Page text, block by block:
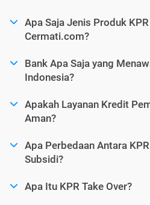
Apa Saja Jenis Produk
Cermati.com?
Bank Apa Saja yang
Indonesia?
Apakah Layanan Kredit
Aman?
Apa Perbedaan Antara
Subsidi?
Apa Itu KPR Take Over?